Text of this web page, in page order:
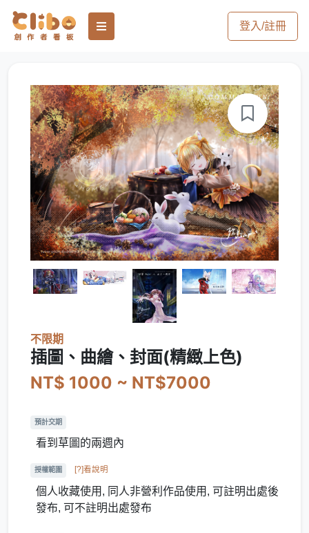
登入/註冊
不限期
插圖、曲繪、封面(精緻上色)
NT$ 1000 ~ NT$7000
預計交期
看到草圖的兩週內
授權範圍 [?]看說明
個人收藏使用, 同人非營利作品使用, 可註明出處後
發布, 可不註明出處發布